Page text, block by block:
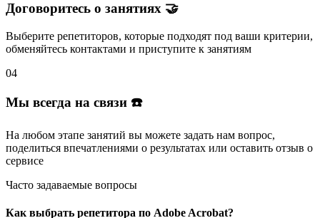
Договоритесь о занятиях 🤝
Выберите репетиторов, которые подходят под ваши критерии,
обменяйтесь контактами и приступите к занятиям
04
Мы всегда на связи ☎️
На любом этапе занятий вы можете задать нам вопрос,
поделиться впечатлениями о результатах или оставить отзыв о
сервисе
Часто задаваемые вопросы
Как выбрать репетитора по Adobe Acrobat?